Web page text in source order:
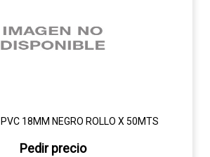
18MM NEGRO ROLLO X 50MTS
Pedir precio